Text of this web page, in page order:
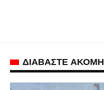
ΔΙΑΒΑΣΤΕ ΑΚΟΜΗ